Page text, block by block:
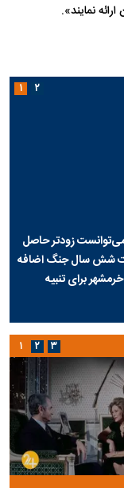
نمایند».
زودتر حاصل
شش سال جنگ اضافه
برای تنبیه
۱ ۲
۱ ۲ ۳